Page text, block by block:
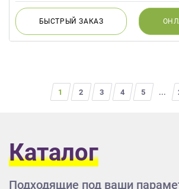
БЫСТРЫЙЗАКАЗ
1 2 3 4 5 ... >
Каталог
Подходящие под ваши